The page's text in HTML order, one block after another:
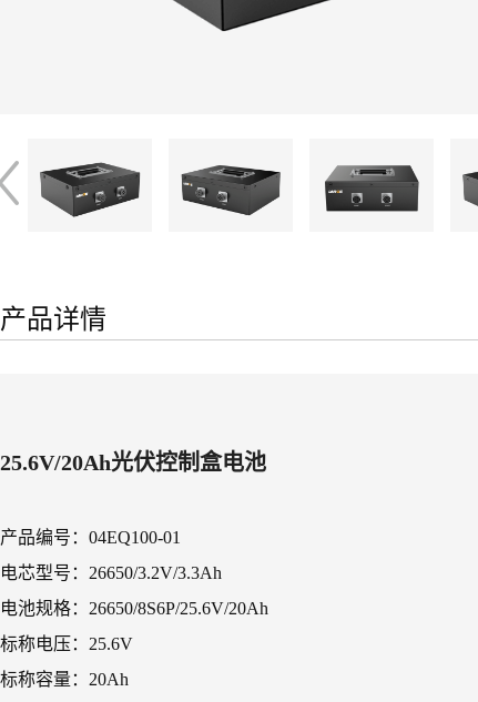
产品详情
25.6V/20Ah光伏控制盒电池
产品编号：04EQ100-01
电芯型号：26650/3.2V/3.3Ah
电池规格：26650/8S6P/25.6V/20Ah
标称电压：25.6V
标称容量：20Ah